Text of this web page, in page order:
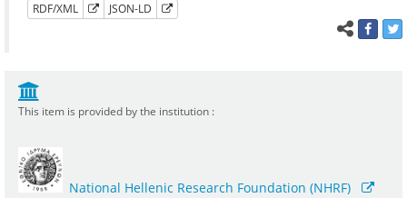
RDF/XML JSON-LD
This item is provided by the institution :
National Hellenic Research Foundation (NHRF)